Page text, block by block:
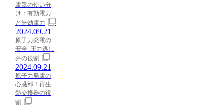
電気の使い分
け：有効電力
と無効電力
2024.09.21
原子力発電の
安全: 圧力逃し
弁の役割
2024.09.21
原子力発電の
心臓部！再生
熱交換器の役
割